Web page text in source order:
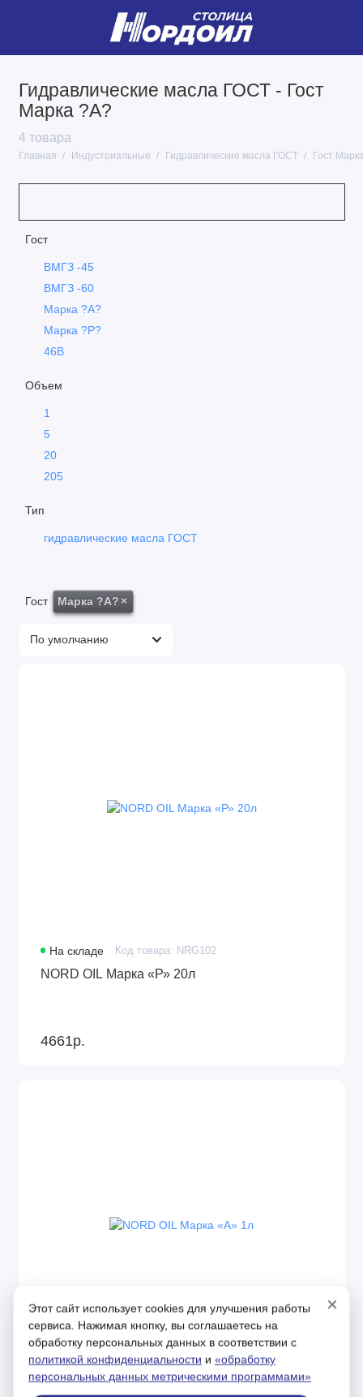
Гидравлические масла ГОСТ - Гост
Марка ?А?
4 товара
Главная Индустриальные Гидравлические масла ГОСТ Гост
Гост
ВМГЗ -45
ВМГЗ -60
Марка ?А?
Марка ?Р?
46В
Объем
1
5
20
205
Тип
гидравлические масла ГОСТ
Гост Марка ?А? ×
Гидравлические масла
Для направляющих скольжений
Индустриальные масла ГОСТ
Компрессорные масла
Шпиндельное
На складе Код товара: NRG102
NORD OIL Марка «Р» 20л
4661р.
На складе Код товара: NRG032
×
Этот сайт использует cookies для улучшения работы
сервиса. Нажимая кнопку, вы соглашаетесь на
обработку персональных данных в соответствии с
политикой конфиденциальности и «обработку
персональных данных метрическими программами»